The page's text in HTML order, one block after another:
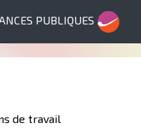
PUBLIQUES
de travail